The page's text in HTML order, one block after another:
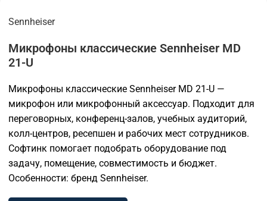
Sennheiser
Микрофоны классические Sennheiser MD
21-U
Микрофоны классические Sennheiser MD 21-U —
микрофон или микрофонный аксессуар. Подходит для
переговорных, конференц-залов, учебных аудиторий,
колл-центров, ресепшен и рабочих мест сотрудников.
Софтинк помогает подобрать оборудование под
задачу, помещение, совместимость и бюджет.
Особенности: бренд Sennheiser.